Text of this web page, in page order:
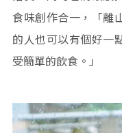
食味創作合一，「離
的人也可以有個好一
受簡單的飲食。」